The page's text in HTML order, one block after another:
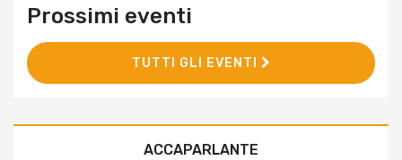
Prossimi eventi
TUTTI GLI EVENTI
ACCAPARLANTE